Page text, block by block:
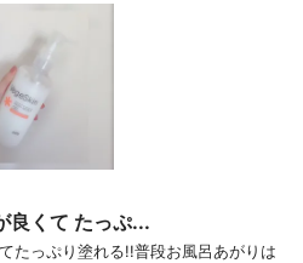
良くて たっぷ...
たっぷり塗れる!!普段お風呂あがりは